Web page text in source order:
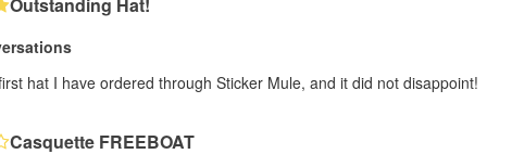
hat I have ordered through Sticker Mule, and it did not disappoint!
Casquette FREEBOAT